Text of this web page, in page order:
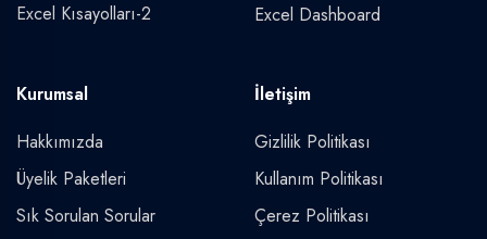
Excel Kısayolları-2
Excel Dashboard
Kurumsal
Hakkımızda
Üyelik Paketleri
Sık Sorulan Sorular
İletişim
Gizlilik Politikası
Kullanım Politikası
Çerez Politikası